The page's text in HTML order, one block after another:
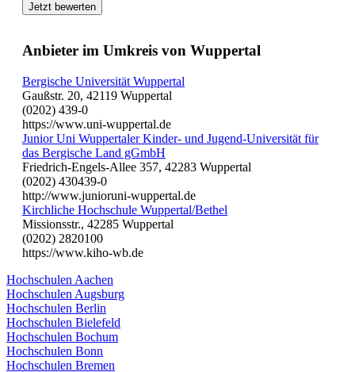
Jetzt bewerten
Anbieter im Umkreis von Wuppertal
Bergische Universität Wuppertal
Gaußstr. 20, 42119 Wuppertal
(0202) 439-0
https://www.uni-wuppertal.de
Junior Uni Wuppertaler Kinder- und Jugend-Universität für
das Bergische Land gGmbH
Friedrich-Engels-Allee 357, 42283 Wuppertal
(0202) 430439-0
http://www.junioruni-wuppertal.de
Kirchliche Hochschule Wuppertal/Bethel
Missionsstr., 42285 Wuppertal
(0202) 2820100
https://www.kiho-wb.de
Hochschulen Aachen
Hochschulen Augsburg
Hochschulen Berlin
Hochschulen Bielefeld
Hochschulen Bochum
Hochschulen Bonn
Hochschulen Bremen